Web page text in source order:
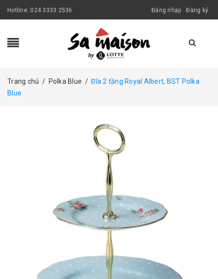
Hotline: 024 3333 2536 Đăng nhập Đăng ký
Trang chủ / Polka Blue / Đĩa 2 tầng Royal Albert, BST Polka
Blue